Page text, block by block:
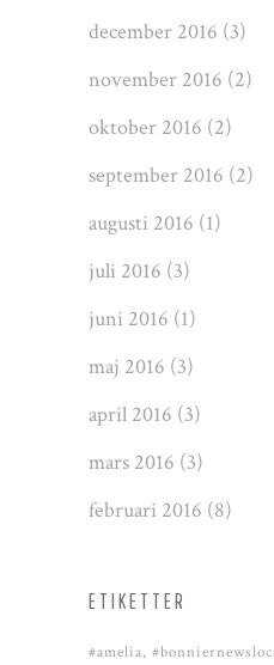
december 2016 (3)
november 2016 (2)
oktober 2016 (2)
september 2016 (2)
augusti 2016 (1)
juli 2016 (3)
juni 2016 (1)
maj 2016 (3)
april 2016 (3)
mars 2016 (3)
februari 2016 (8)
ETIKETTER
#amelia